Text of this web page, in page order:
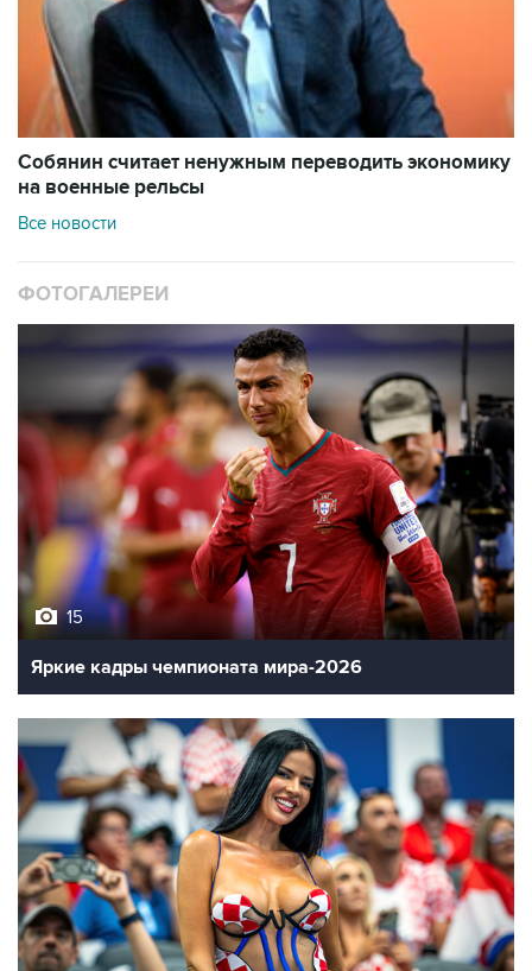
Собянин считает ненужным переводить экономику
на военные рельсы
Все новости
ФОТОГАЛЕРЕИ
15
Яркие кадры чемпионата мира-2026